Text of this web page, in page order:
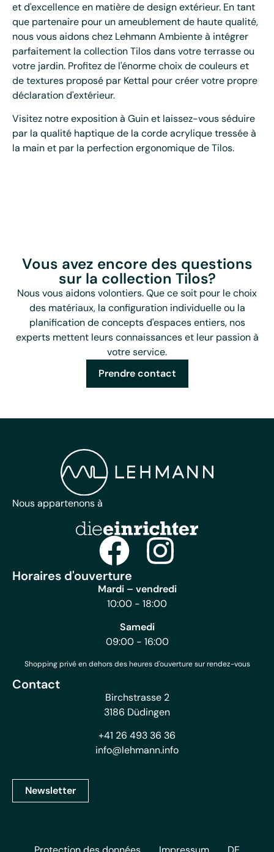
et d'excellence en matière de design extérieur. En tant
que partenaire pour un ameublement de haute qualité,
nous vous aidons chez Lehmann Ambiente à intégrer
parfaitement la collection Tilos dans votre terrasse ou
votre jardin. Profitez de l'énorme choix de couleurs et
de textures proposé par Kettal pour créer votre propre
déclaration d'extérieur.
Visitez notre exposition à Guin et laissez-vous séduire
par la qualité haptique de la corde acrylique tressée à
la main et par la perfection ergonomique de Tilos.
Vous avez encore des questions
sur la collection Tilos?
Nous vous aidons volontiers. Que ce soit pour le choix
des matériaux, la configuration individuelle ou la
planification de concepts d'espaces entiers, nos
experts mettent leurs connaissances et leur passion à
votre service.
Prendre contact
Nous appartenons à
Horaires d'ouverture
Mardi – vendredi
10:00 - 18:00
Samedi
09:00 - 16:00
Shopping privé en dehors des heures d'ouverture sur rendez-vous
Contact
Birchstrasse 2
3186 Düdingen
+41 26 493 36 36
info@lehmann.info
Newsletter